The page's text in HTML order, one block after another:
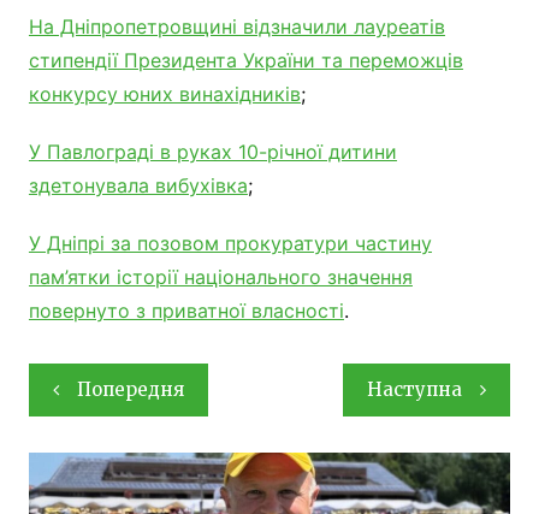
На Дніпропетровщині відзначили лауреатів
стипендії Президента України та переможців
конкурсу юних винахідників;
У Павлограді в руках 10-річної дитини
здетонувала вибухівка;
У Дніпрі за позовом прокуратури частину
пам’ятки історії національного значення
повернуто з приватної власності.
Навігація
записів
Попередня Наступна